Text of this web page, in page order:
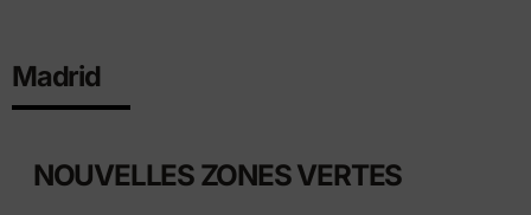
Madrid
NOUVELLES ZONES VERTES